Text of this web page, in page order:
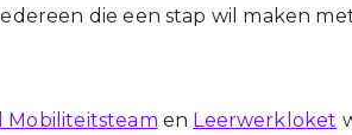
die een stap wil maken
Mobiliteitsteam en Leerwerkloket